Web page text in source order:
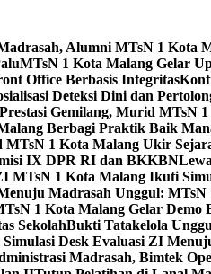
Alumni MTsN 1 Kota
MTsN 1 Kota Malang Gelar
Office Berbasis Integritas
Deteksi Dini dan
Prestasi Gemilang, Murid MTsN
Berbagi Praktik Baik
1 Kota Malang Ukir
IX DPR RI dan BKKBN
1 Kota Malang Ikuti
Madrasah Unggul:
1 Kota Malang Gelar
SekolahBukti Tatakelola
Desk Evaluasi ZI
Madrasah, Bimtek